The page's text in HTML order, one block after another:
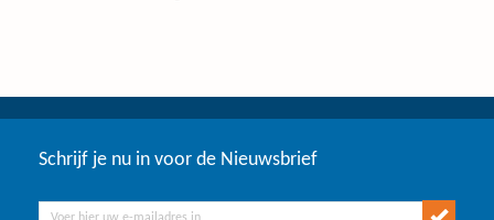
Schrijf je nu in voor de Nieuwsbrief